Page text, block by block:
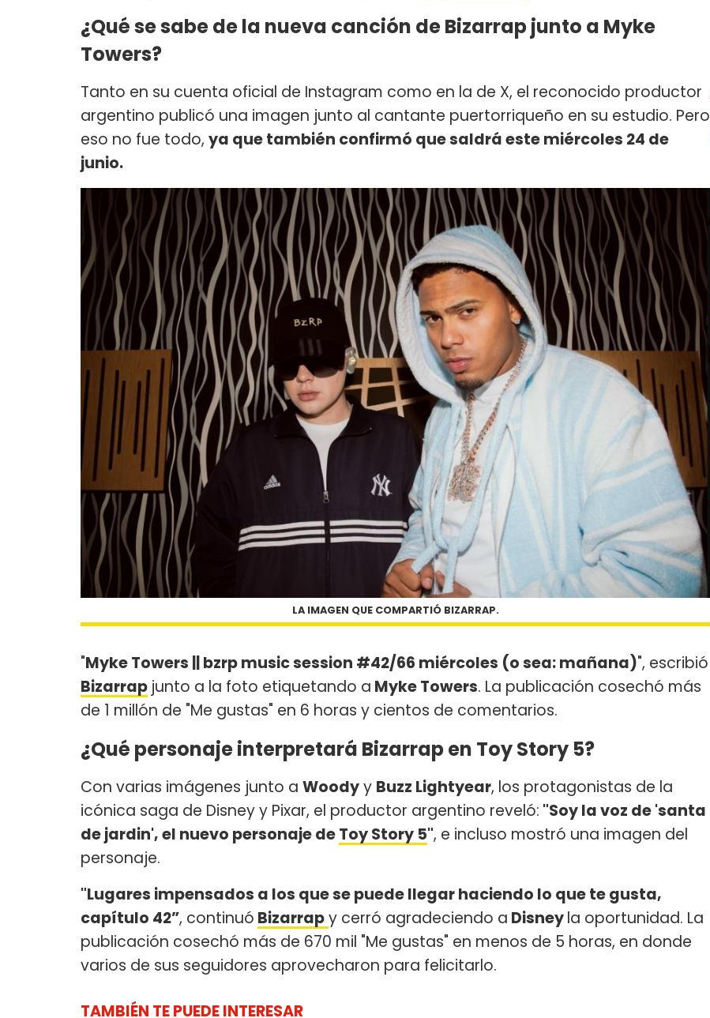
¿Qué se sabe de la nueva canción de Bizarrap junto a Myke
Towers?
Tanto en su cuenta oficial de Instagram como en la de X, el reconocido productor
argentino publicó una imagen junto al cantante puertorriqueño en su estudio. Pero
eso no fue todo, ya que también confirmó que saldrá este miércoles 24 de
junio.
LA IMAGEN QUE COMPARTIÓ BIZARRAP.
"Myke Towers || bzrp music session #42/66 miércoles (o sea: mañana)", escribió
Bizarrap junto a la foto etiquetando a Myke Towers. La publicación cosechó más
de 1 millón de "Me gustas" en 6 horas y cientos de comentarios.
¿Qué personaje interpretará Bizarrap en Toy Story 5?
Con varias imágenes junto a Woodyy Buzz Lightyear, los protagonistas de la
icónica saga de Disney y Pixar, el productor argentino reveló: "Soy la voz de 'santa
de jardin', el nuevo personaje deToy Story 5", e incluso mostró una imagen del
personaje.
"Lugares impensados a los que se puede llegar haciendo lo que te gusta,
capítulo 42”, continuó Bizarrapy cerró agradeciendo a Disneyla oportunidad. La
publicación cosechó más de 670 mil "Me gustas" en menos de 5 horas, en donde
varios de sus seguidores aprovecharon para felicitarlo.
TAMBIÉN TE PUEDE INTERESAR